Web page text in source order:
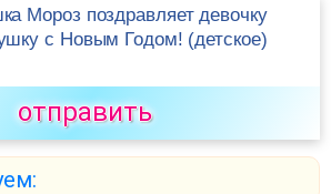
Мороз поздравляет девочку
с Новым Годом! (детское)
отправить